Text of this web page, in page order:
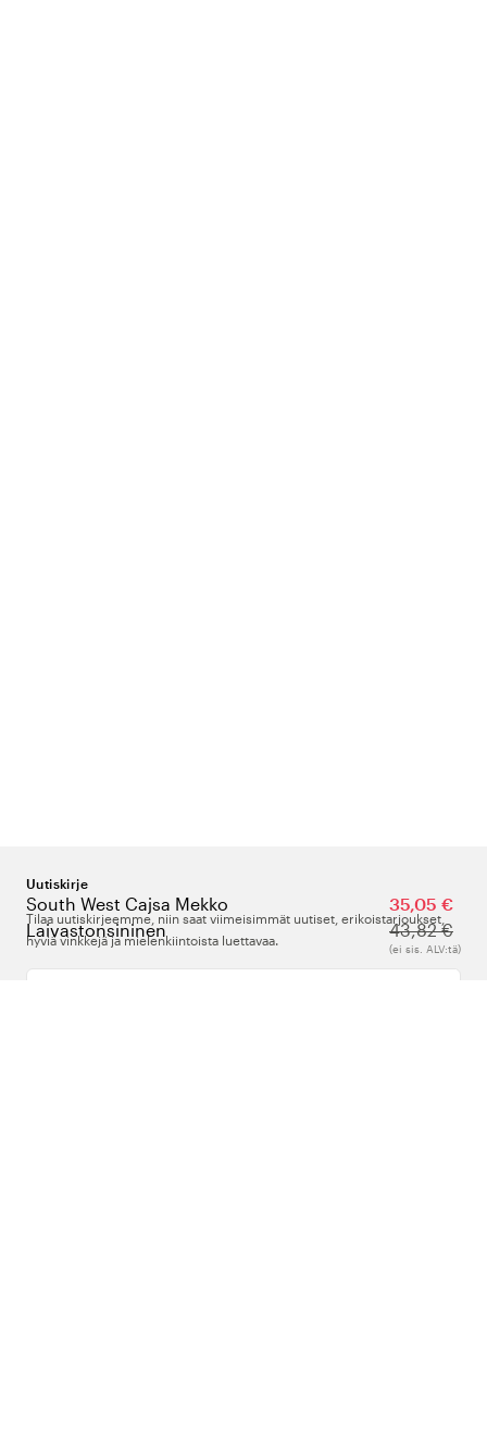
South West Cajsa Mekko
Laivastonsininen
35,05 €
43,82 €
(ei sis. ALV:tä)
Uutiskirje
Tilaa uutiskirjeemme, niin saat viimeisimmät uutiset, erikoistarjoukset,
hyviä vinkkejä ja mielenkiintoista luettavaa.
Kirjoita sähköpostiosoitteesi